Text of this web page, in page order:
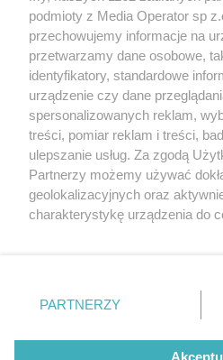
5 / 0
Wydawca mediów lokalnych
Nie zapomnij
zapoznać się z:
polityką prywatności
Twojemiasto
Piekary Śląskie
Chorzów
Tarnowskie Góry
Gliwice
podmioty z Media Operator sp
przechowujemy informacje na
przetwarzamy dane osobowe,
identyfikatory, standardowe
urządzenie czy dane
spersonalizowanych reklam,
treści, pomiar reklam i treści,
ulepszanie usług. Za zgodą
Partnerzy możemy używać
geolokalizacyjnych oraz
charakterystykę urządzenia do
zmienić/wycofać klikając
znajdujący się w lewym dolnym
rodzaje przetwarzania danych
użytkownika, ale masz prawo
PARTNERZY